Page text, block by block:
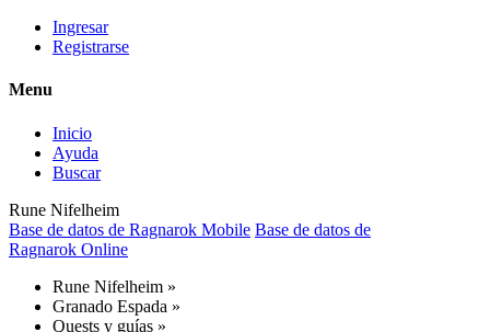
Ingresar
Registrarse
Menu
Inicio
Ayuda
Buscar
Rune Nifelheim
Base de datos de Ragnarok Mobile Base de datos de
Ragnarok Online
Rune Nifelheim »
Granado Espada »
Quests y guías »